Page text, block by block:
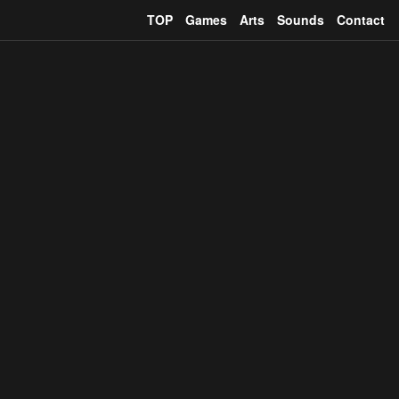
TOP Games Arts Sounds Contact